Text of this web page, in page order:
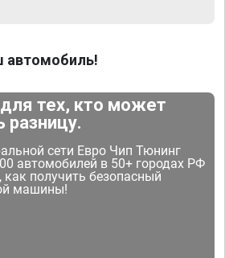
автомобиль!
тех, кто может
разницу.
сети Евро Чип Тюнинг
автомобилей в 50+ городах РФ
получить безопасный
машины!